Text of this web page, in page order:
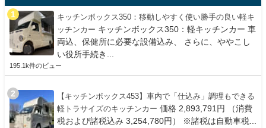
キッチンボックス350：移動しやすく使い勝手の良い軽キ
ッチンカー キッチンボックス350：軽キッチンカー 車
両込、保健所に必要な設備込み、 さらに、ややこし
い役所手続き...
195.1k件のビュー
【キッチンボックス453】車内で「仕込み」調理もできる
軽トラサイズのキッチンカー 価格 2,893,791円 （消費
税および諸税込み 3,254,780円） ※諸税は自動車税...